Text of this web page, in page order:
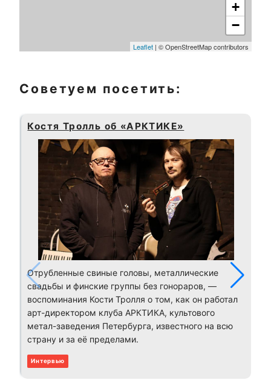
+
−
Leaflet| © OpenStreetMap contributors
Советуем посетить:
Костя Тролль об «АРКТИКЕ»
Отрубленные свиные головы, металлические
свадьбы и финские группы без гонораров, —
воспоминания Кости Тролля о том, как он работал
арт-директором клуба АРКТИКА, культового
метал-заведения Петербурга, известного на всю
страну и за её пределами.
Интервью